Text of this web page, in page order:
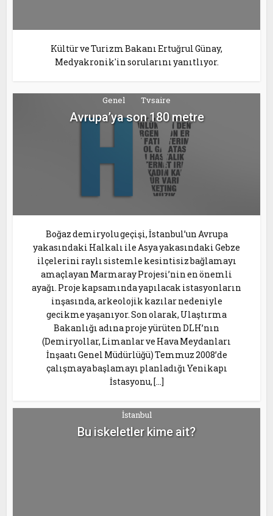
Kültür ve Turizm Bakanı Ertuğrul Günay,
Medyakronik'in sorularını yanıtlıyor.
Genel Tvsaire
Avrupa’ya son 180 metre
Boğaz demiryolu geçişi, İstanbul’un Avrupa
yakasındaki Halkalı ile Asya yakasındaki Gebze
ilçelerini raylı sistemle kesintisiz bağlamayı
amaçlayan Marmaray Projesi’nin en önemli
ayağı. Proje kapsamında yapılacak istasyonların
inşasında, arkeolojik kazılar nedeniyle
gecikme yaşanıyor. Son olarak, Ulaştırma
Bakanlığı adına proje yürüten DLH’nın
(Demiryollar, Limanlar ve Hava Meydanları
İnşaatı Genel Müdürlüğü) Temmuz 2008’de
çalışmaya başlamayı planladığı Yenikapı
İstasyonu, […]
İstanbul
Bu iskeletler kime ait?